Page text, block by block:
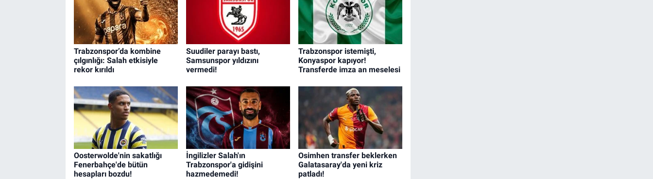
Trabzonspor’da kombine
çılgınlığı: Salah etkisiyle
rekor kırıldı
Suudiler parayı bastı,
Samsunspor yıldızını
vermedi!
Trabzonspor istemişti,
Konyaspor kapıyor!
Transferde imza an meselesi
Oosterwolde'nin sakatlığı
Fenerbahçe'de bütün
hesapları bozdu!
İngilizler Salah'ın
Trabzonspor'a gidişini
hazmedemedi!
Osimhen transfer beklerken
Galatasaray'da yeni kriz
patladı!